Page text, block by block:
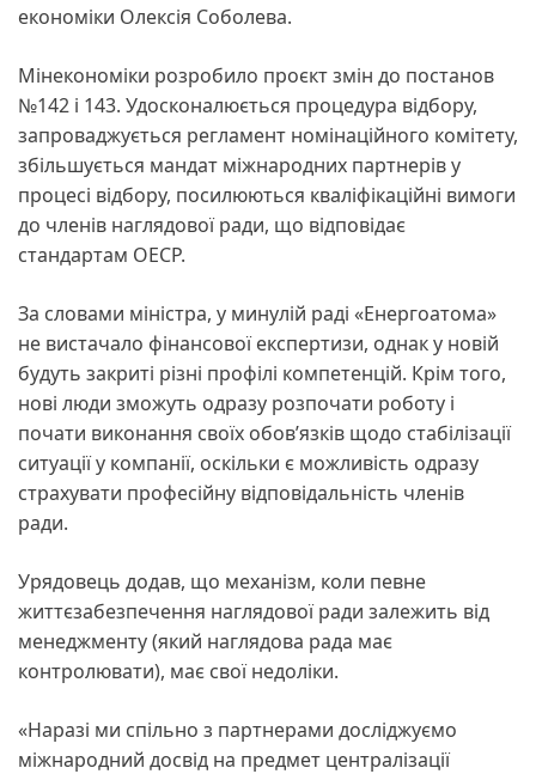
економіки Олексія Соболева.
Мінекономіки розробило проєкт змін до постанов
№142 і 143. Удосконалюється процедура відбору,
запроваджується регламент номінаційного комітету,
збільшується мандат міжнародних партнерів у
процесі відбору, посилюються кваліфікаційні вимоги
до членів наглядової ради, що відповідає
стандартам ОЕСР.
За словами міністра, у минулій раді «Енергоатома»
не вистачало фінансової експертизи, однак у новій
будуть закриті різні профілі компетенцій. Крім того,
нові люди зможуть одразу розпочати роботу і
почати виконання своїх обов’язків щодо стабілізації
ситуації у компанії, оскільки є можливість одразу
страхувати професійну відповідальність членів
ради.
Урядовець додав, що механізм, коли певне
життєзабезпечення наглядової ради залежить від
менеджменту (який наглядова рада має
контролювати), має свої недоліки.
«Наразі ми спільно з партнерами досліджуємо
міжнародний досвід на предмет централізації